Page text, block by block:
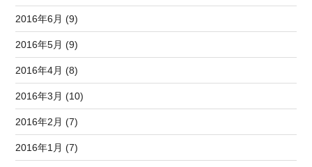
2016年6月 (9)
2016年5月 (9)
2016年4月 (8)
2016年3月 (10)
2016年2月 (7)
2016年1月 (7)